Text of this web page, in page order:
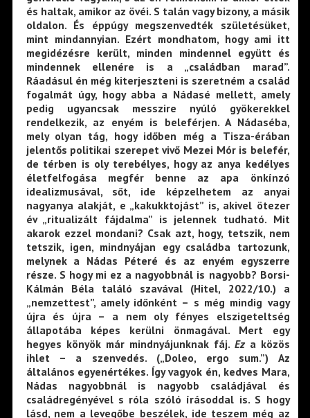
és haltak, amikor az övéi. S talán vagy bizony, a másik
oldalon. És éppúgy megszenvedték születésüket,
mint mindannyian. Ezért mondhatom, hogy ami itt
megidézésre került, minden mindennel együtt és
mindennek ellenére is a „családban marad”.
Ráadásul én még kiterjeszteni is szeretném a család
fogalmát úgy, hogy abba a Nádasé mellett, amely
pedig ugyancsak messzire nyúló gyökerekkel
rendelkezik, az enyém is beleférjen. A Nádaséba,
mely olyan tág, hogy időben még a Tisza-érában
jelentős politikai szerepet vivő Mezei Mór is belefér,
de térben is oly terebélyes, hogy az anya kedélyes
életfelfogása megfér benne az apa önkínzó
idealizmusával, sőt, ide képzelhetem az anyai
nagyanya alakját, e „kakukktojást” is, akivel ötezer
év „ritualizált fájdalma” is jelennek tudható. Mit
akarok ezzel mondani? Csak azt, hogy, tetszik, nem
tetszik, igen, mindnyájan egy családba tartozunk,
melynek a Nádas Péteré és az enyém egyszerre
része. S hogy mi ez a nagyobbnál is nagyobb? Borsi-
Kálmán Béla találó szavával (Hitel, 2022/10.) a
„nemzettest”, amely időnként – s még mindig vagy
újra és újra – a nem oly fényes elszigeteltség
állapotába képes kerülni önmagával. Mert egy
hegyes könyök már mindnyájunknak fáj. Eza közös
ihlet – a szenvedés. („Doleo, ergo sum.”) Az
általános egyenértékes. Így vagyok én, kedves Mara,
Nádas nagyobbnál is nagyobb családjával és
családregényével s róla szóló írásoddal is. S hogy
lásd, nem a levegőbe beszélek, ide teszem még az